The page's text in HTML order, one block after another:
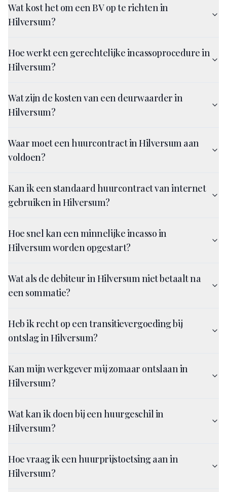
Wat kost het om een BV op te richten in
Hilversum?
Hoe werkt een gerechtelijke incassoprocedure in
Hilversum?
Wat zijn de kosten van een deurwaarder in
Hilversum?
Waar moet een huurcontract in Hilversum aan
voldoen?
Kan ik een standaard huurcontract van internet
gebruiken in Hilversum?
Hoe snel kan een minnelijke incasso in
Hilversum worden opgestart?
Wat als de debiteur in Hilversum niet betaalt na
een sommatie?
Heb ik recht op een transitievergoeding bij
ontslag in Hilversum?
Kan mijn werkgever mij zomaar ontslaan in
Hilversum?
Wat kan ik doen bij een huurgeschil in
Hilversum?
Hoe vraag ik een huurprijstoetsing aan in
Hilversum?